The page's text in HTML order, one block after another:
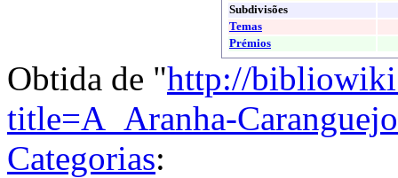
Subdivisões
Temas
Prémios
Obtida de "http://
title=A_Aranha-
Categorias: